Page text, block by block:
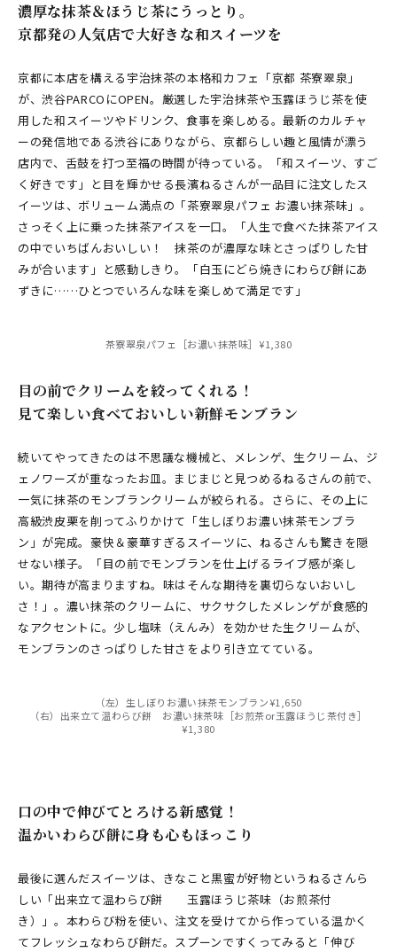
濃厚な抹茶＆ほうじ茶にうっとり。
京都発の人気店で大好きな和スイーツを
京都に本店を構える宇治抹茶の本格和カフェ「京都 茶寮翠泉」
が、渋谷PARCOにOPEN。厳選した宇治抹茶や玉露ほうじ茶を使
用した和スイーツやドリンク、食事を楽しめる。最新のカルチャ
ーの発信地である渋谷にありながら、京都らしい趣と風情が漂う
店内で、舌鼓を打つ至福の時間が待っている。「和スイーツ、すご
く好きです」と目を輝かせる長濱ねるさんが一品目に注文したス
イーツは、ボリューム満点の「茶寮翠泉パフェ お濃い抹茶味」。
さっそく上に乗った抹茶アイスを一口。「人生で食べた抹茶アイス
の中でいちばんおいしい！ 抹茶のが濃厚な味とさっぱりした甘
みが合います」と感動しきり。「白玉にどら焼きにわらび餅にあ
ずきに……ひとつでいろんな味を楽しめて満足です」
茶寮翠泉パフェ［お濃い抹茶味］¥1,380
目の前でクリームを絞ってくれる！
見て楽しい食べておいしい新鮮モンブラン
続いてやってきたのは不思議な機械と、メレンゲ、生クリーム、ジ
ェノワーズが重なったお皿。まじまじと見つめるねるさんの前で、
一気に抹茶のモンブランクリームが絞られる。さらに、その上に
高級渋皮栗を削ってふりかけて「生しぼりお濃い抹茶モンブラ
ン」が完成。豪快＆豪華すぎるスイーツに、ねるさんも驚きを隠
せない様子。「目の前でモンブランを仕上げるライブ感が楽し
い。期待が高まりますね。味はそんな期待を裏切らないおいし
さ！」。濃い抹茶のクリームに、サクサクしたメレンゲが食感的
なアクセントに。少し塩味（えんみ）を効かせた生クリームが、
モンブランのさっぱりした甘さをより引き立てている。
（左）生しぼりお濃い抹茶モンブラン¥1,650
（右）出来立て温わらび餅 お濃い抹茶味［お煎茶or玉露ほうじ茶付き］
¥1,380
口の中で伸びてとろける新感覚！
温かいわらび餅に身も心もほっこり
最後に選んだスイーツは、きなこと黒蜜が好物というねるさんら
しい「出来立て温わらび餅 玉露ほうじ茶味（お煎茶付
き）」。本わらび粉を使い、注文を受けてから作っている温かく
てフレッシュなわらび餅だ。スプーンですくってみると「伸び